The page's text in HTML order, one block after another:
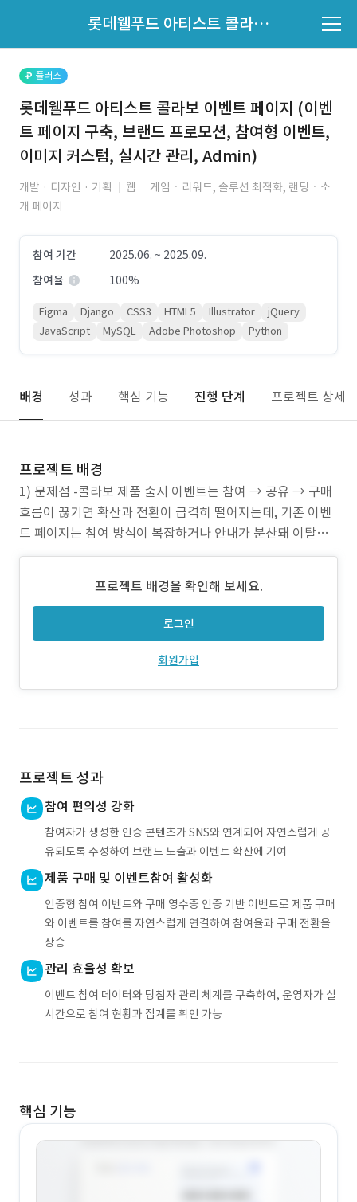
롯데웰푸드 아티스트 콜라보 이벤트 페이지 (이벤트 페이지 구축, 브랜드 프로모션, 참여형 이벤트, 이미지 커스텀, 실시간 관리, Admin)
지원자 목록 바로가기
플러스
롯데웰푸드 아티스트 콜라보 이벤트 페이지 (이벤
트 페이지 구축, 브랜드 프로모션, 참여형 이벤트,
이미지 커스텀, 실시간 관리, Admin)
개발 · 디자인 · 기획 웹
게임ㆍ리워드, 솔루션 최적화, 랜딩ㆍ소
개 페이지
참여 기간
2025.06. ~ 2025.09.
참여율
100%
Figma Django CSS3 HTML5 Illustrator
jQuery
JavaScript
MySQL Adobe Photoshop Python
배경 성과 핵심 기능 진행 단계 프로젝트 상세
프로젝트 배경
1) 문제점 -콜라보 제품 출시 이벤트는 참여 → 공유 → 구매
흐름이 끊기면 확산과 전환이 급격히 떨어지는데, 기존 이벤
트 페이지는 참여 방식이 복잡하거나 안내가 분산돼 이탈이
발생하기 쉬움 -참여형 챌린지와 구매 기반 응모형 이벤트가
고, 어떤 행동을 해야 하는지 혼선이 생김 -콘텐츠 제작/공유
과정에서 가이드가 부족하면 참여 퀄리티가 들쭉날쭉
프로젝트 배경을 확인해 보세요.
로그인
회원가입
프로젝트 성과
참여 편의성 강화
참여자가 생성한 인증 콘텐츠가 SNS와 연계되어 자연스럽게 공
유되도록 수성하여 브랜드 노출과 이벤트 확산에 기여
제품 구매 및 이벤트참여 활성화
인증형 참여 이벤트와 구매 영수증 인증 기반 이벤트로 제품 구매
와 이벤트를 참여를 자연스럽게 연결하여 참여율과 구매 전환을
상승
관리 효율성 확보
이벤트 참여 데이터와 당첨자 관리 체계를 구축하여, 운영자가 실
시간으로 참여 현황과 집계를 확인 가능
핵심 기능